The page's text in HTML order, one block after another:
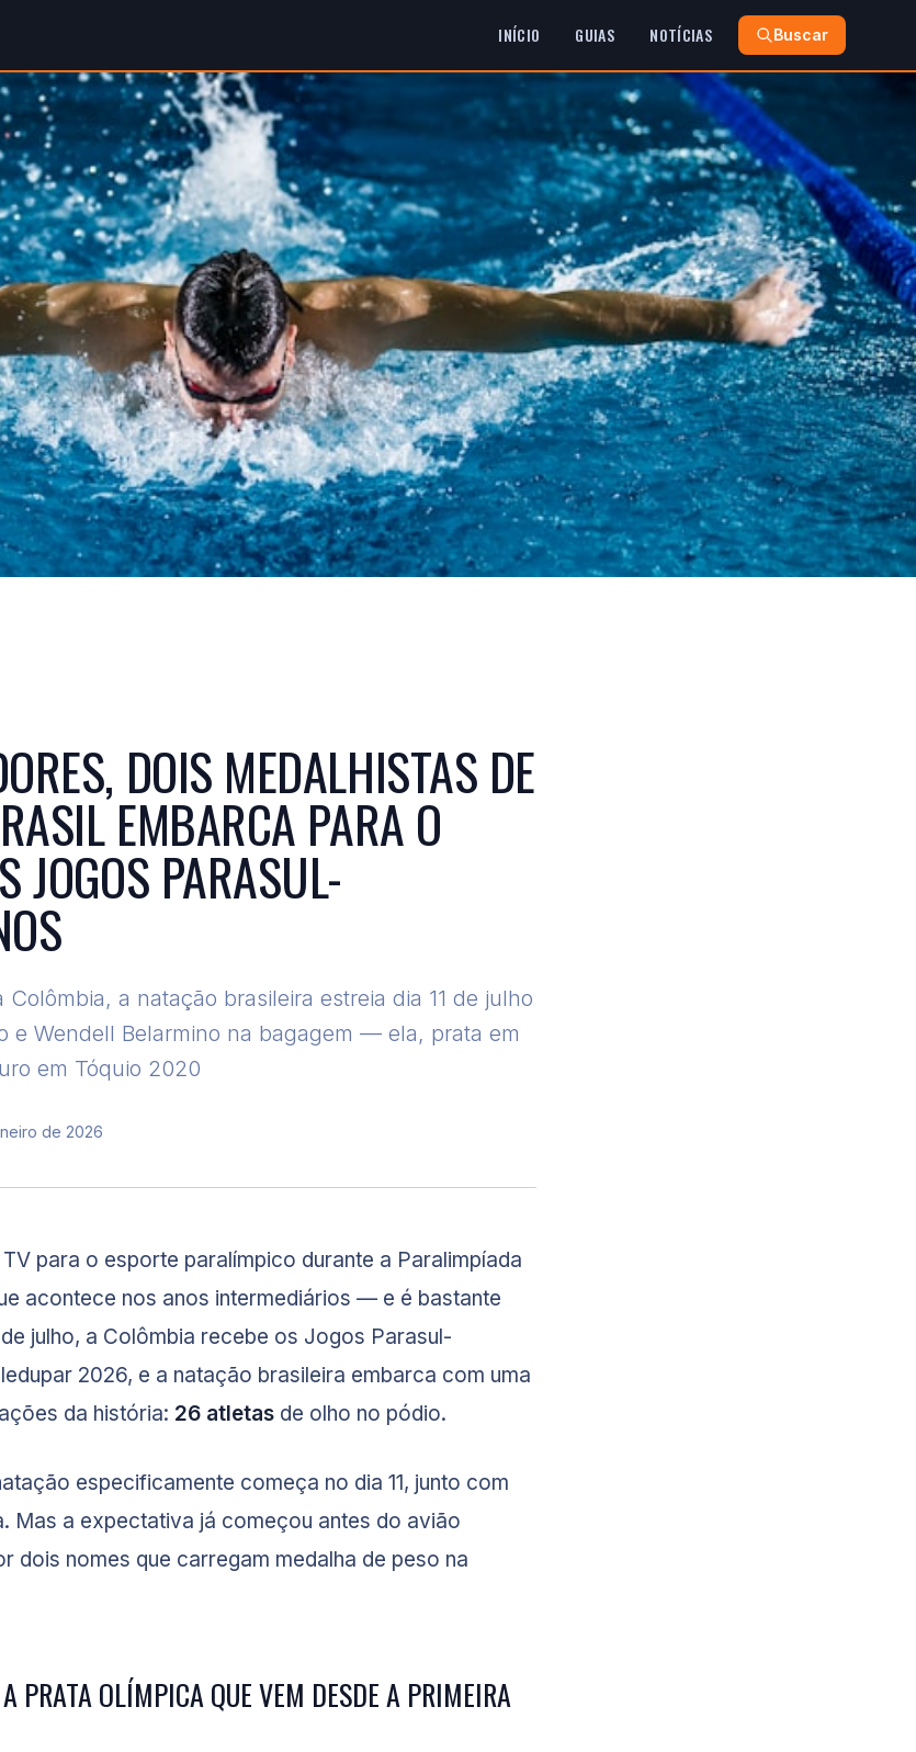
INÍCIO GUIAS NOTÍCIAS Buscar
DOIS MEDALHISTAS DE
EMBARCA PARA O
JOGOS PARASUL-
Colômbia, a natação brasileira estreia dia 11 de julho
e Wendell Belarmino na bagagem — ela, prata em
em Tóquio 2020
de 2026
para o esporte paralímpico durante a Paralimpíada
acontece nos anos intermediários — e é bastante
julho, a Colômbia recebe os Jogos Parasul-
2026, e a natação brasileira embarca com uma
da história: 26 atletas de olho no pódio.
especificamente começa no dia 11, junto com
Mas a expectativa já começou antes do avião
dois nomes que carregam medalha de peso na
PRATA OLÍMPICA QUE VEM DESDE A PRIMEIRA